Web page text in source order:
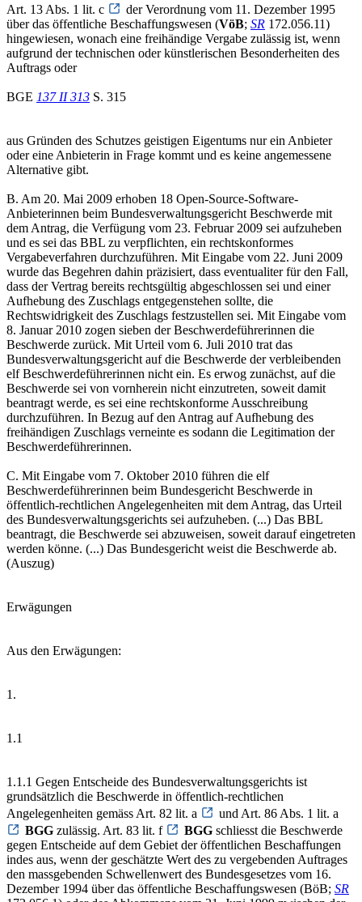
Art. 13 Abs. 1 lit. c
der Verordnung vom 11. Dezember 1995
über das öffentliche Beschaffungswesen (VöB; SR 172.056.11)
hingewiesen, wonach eine freihändige Vergabe zulässig ist, wenn
aufgrund der technischen oder künstlerischen Besonderheiten des
Auftrags oder
BGE 137 II 313 S. 315
aus Gründen des Schutzes geistigen Eigentums nur ein Anbieter
oder eine Anbieterin in Frage kommt und es keine angemessene
Alternative gibt.
B. Am 20. Mai 2009 erhoben 18 Open-Source-Software-
Anbieterinnen beim Bundesverwaltungsgericht Beschwerde mit
dem Antrag, die Verfügung vom 23. Februar 2009 sei aufzuheben
und es sei das BBL zu verpflichten, ein rechtskonformes
Vergabeverfahren durchzuführen. Mit Eingabe vom 22. Juni 2009
wurde das Begehren dahin präzisiert, dass eventualiter für den Fall,
dass der Vertrag bereits rechtsgültig abgeschlossen sei und einer
Aufhebung des Zuschlags entgegenstehen sollte, die
Rechtswidrigkeit des Zuschlags festzustellen sei. Mit Eingabe vom
8. Januar 2010 zogen sieben der Beschwerdeführerinnen die
Beschwerde zurück. Mit Urteil vom 6. Juli 2010 trat das
Bundesverwaltungsgericht auf die Beschwerde der verbleibenden
elf Beschwerdeführerinnen nicht ein. Es erwog zunächst, auf die
Beschwerde sei von vornherein nicht einzutreten, soweit damit
beantragt werde, es sei eine rechtskonforme Ausschreibung
durchzuführen. In Bezug auf den Antrag auf Aufhebung des
freihändigen Zuschlags verneinte es sodann die Legitimation der
Beschwerdeführerinnen.
C. Mit Eingabe vom 7. Oktober 2010 führen die elf
Beschwerdeführerinnen beim Bundesgericht Beschwerde in
öffentlich-rechtlichen Angelegenheiten mit dem Antrag, das Urteil
des Bundesverwaltungsgerichts sei aufzuheben. (...) Das BBL
beantragt, die Beschwerde sei abzuweisen, soweit darauf eingetreten
werden könne. (...) Das Bundesgericht weist die Beschwerde ab.
(Auszug)
Erwägungen
Aus den Erwägungen:
1.
1.1
1.1.1 Gegen Entscheide des Bundesverwaltungsgerichts ist
grundsätzlich die Beschwerde in öffentlich-rechtlichen
Angelegenheiten gemäss Art. 82 lit. a
und Art. 86 Abs. 1 lit. a
BGG zulässig. Art. 83 lit. f BGG schliesst die Beschwerde
gegen Entscheide auf dem Gebiet der öffentlichen Beschaffungen
indes aus, wenn der geschätzte Wert des zu vergebenden Auftrages
den massgebenden Schwellenwert des Bundesgesetzes vom 16.
Dezember 1994 über das öffentliche Beschaffungswesen (BöB; SR